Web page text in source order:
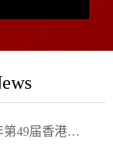
我司将参加2024年第49届香港玩具展Hong Kong Toys & Games Fair 欢迎新···